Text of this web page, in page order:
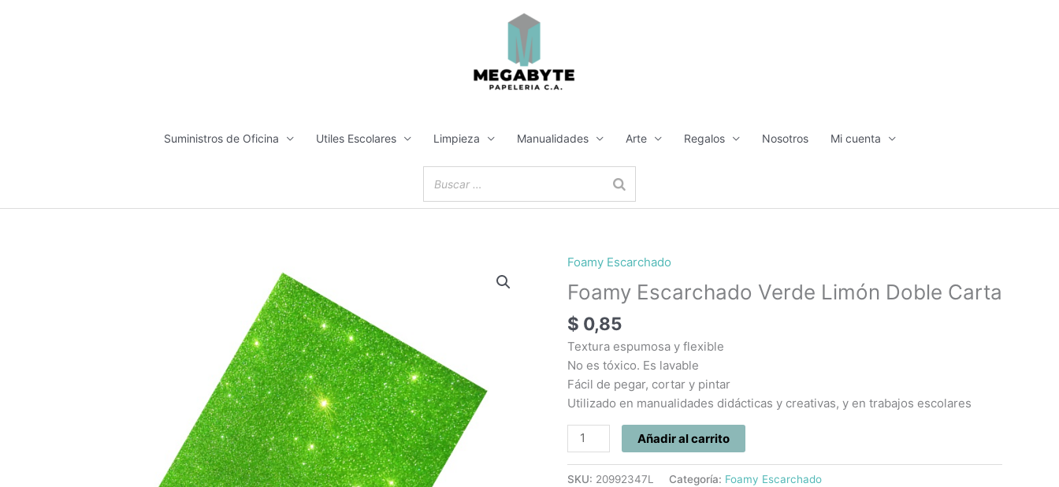
Suministros de Oficina Utiles Escolares Limpieza Manualidades Arte Regalos Nosotros Mi cuenta
Foamy Escarchado
Foamy Escarchado Verde Limón Doble Carta
$ 0,85
Textura espumosa y flexible
No es tóxico. Es lavable
Fácil de pegar, cortar y pintar
Utilizado en manualidades didácticas y creativas, y en trabajos escolares
Foamy
Escarchado
Verde
Limón
Doble
Carta
cantidad
Añadir al carrito
SKU: 20992347L Categoría: Foamy Escarchado